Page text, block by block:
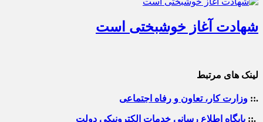
شهادت آغاز خوشبختی است
لینک های مرتبط
.:: وزارت کار، تعاون و رفاه اجتماعی
.:: پایگاه اطلاع رسانی خدمات الکترونیکی دولت